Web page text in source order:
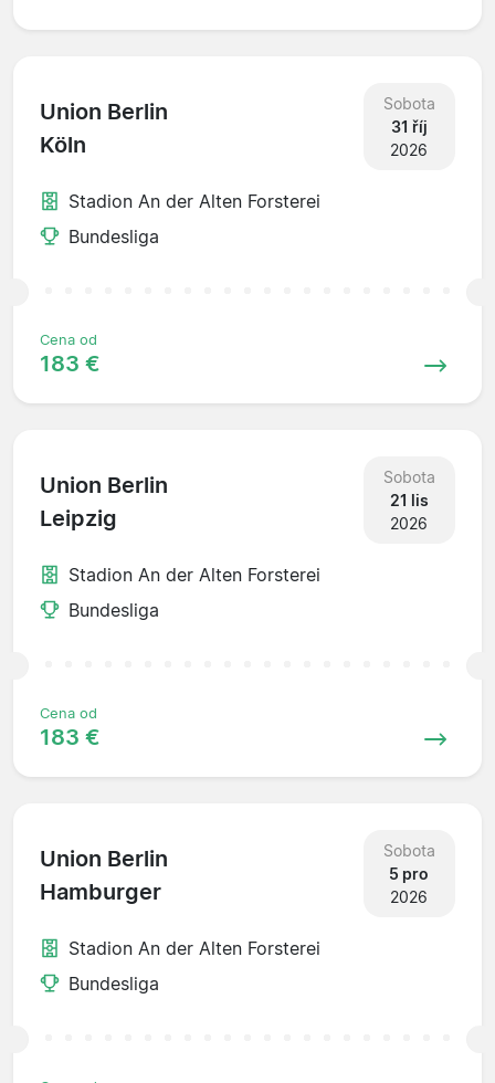
Union Berlin
Köln
Sobota
31 říj
2026
Stadion An der Alten Forsterei
Bundesliga
Cena od
183 €
Union Berlin
Leipzig
Sobota
21 lis
2026
Stadion An der Alten Forsterei
Bundesliga
Cena od
183 €
Union Berlin
Hamburger
Sobota
5 pro
2026
Stadion An der Alten Forsterei
Bundesliga